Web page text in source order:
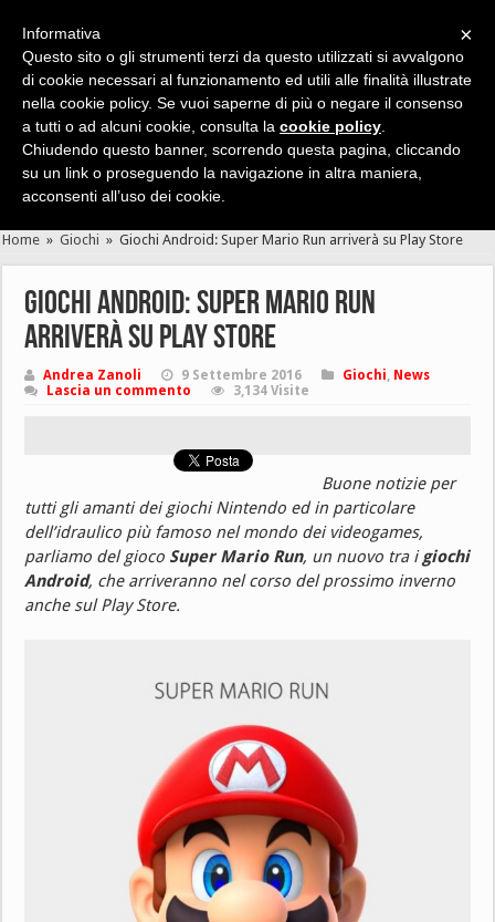
Cerca velocemente news, recensioni, guide, app, giochi ...
Home » Giochi » Giochi Android: Super Mario Run arriverà su Play Store
Giochi Android: Super Mario Run
arriverà su Play Store
Andrea Zanoli 9 Settembre 2016 Giochi, News
Lascia un commento
3,134 Visite
Buone notizie per
tutti gli amanti dei giochi Nintendo ed in particolare
dell’idraulico più famoso nel mondo dei videogames,
parliamo del gioco Super Mario Run, un nuovo tra igiochi
Android, che arriveranno nel corso del prossimo inverno
anche sul Play Store.
×
Informativa
Questo sito o gli strumenti terzi da questo utilizzati si avvalgono
di cookie necessari al funzionamento ed utili alle finalità illustrate
nella cookie policy. Se vuoi saperne di più o negare il consenso
a tutti o ad alcuni cookie, consulta la cookie policy
Chiudendo questo banner, scorrendo questa pagina, cliccando
su un link o proseguendo la navigazione in altra maniera,
acconsenti all’uso dei cookie.